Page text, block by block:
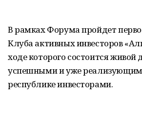
В рамках Форума пройдет
Клуба активных инвесторов
ходе которого состоится живой
успешными и уже
республике инвесторами.